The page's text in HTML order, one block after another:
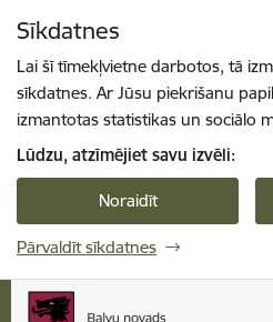
Sīkdatnes
Lai šī tīmekļvietne darbotos, tā
sīkdatnes. Ar Jūsu piekrišanu
izmantotas statistikas un sociālo
Lūdzu, atzīmējiet savu izvēli:
Noraidīt
Pārvaldīt sīkdatnes